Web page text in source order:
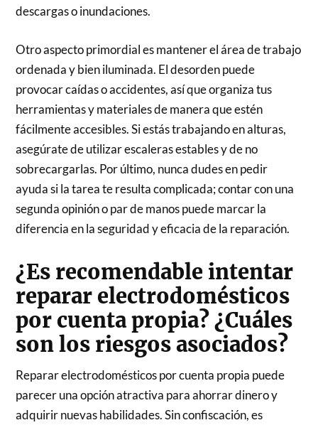
descargas o inundaciones.
Otro aspecto primordial es mantener el área de trabajo
ordenada y bien iluminada. El desorden puede
provocar caídas o accidentes, así que organiza tus
herramientas y materiales de manera que estén
fácilmente accesibles. Si estás trabajando en alturas,
asegúrate de utilizar escaleras estables y de no
sobrecargarlas. Por último, nunca dudes en pedir
ayuda si la tarea te resulta complicada; contar con una
segunda opinión o par de manos puede marcar la
diferencia en la seguridad y eficacia de la reparación.
¿Es recomendable intentar
reparar electrodomésticos
por cuenta propia? ¿Cuáles
son los riesgos asociados?
Reparar electrodomésticos por cuenta propia puede
parecer una opción atractiva para ahorrar dinero y
adquirir nuevas habilidades. Sin confiscación, es